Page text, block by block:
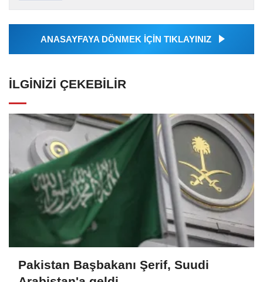
Ajansı tarafından...
ANASAYFAYA DÖNMEK İÇİN TIKLAYINIZ
İLGINIZI ÇEKEBILIR
Pakistan Başbakanı Şerif, Suudi